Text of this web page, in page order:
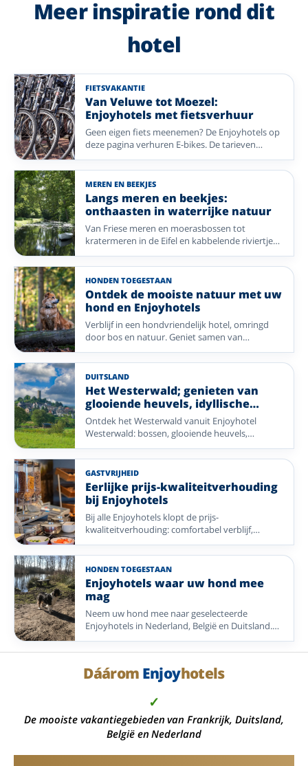
Meer inspiratie rond dit
hotel
FIETSVAKANTIE
Van Veluwe tot Moezel:
Enjoyhotels met fietsverhuur
Geen eigen fiets meenemen? De Enjoyhotels op
deze pagina verhuren E-bikes. De tarieven
verschillen per hotel. Kies een fietsregio in
Nederland of Duitsland, van kust en rivierdal tot
bos en heide.
MEREN EN BEEKJES
Langs meren en beekjes:
onthaasten in waterrijke natuur
Van Friese meren en moerasbossen tot
kratermeren in de Eifel en kabbelende riviertjes
in de Ardennen: vergelijk Enjoyhotels in
waterrijke natuur.
HONDEN TOEGESTAAN
Ontdek de mooiste natuur met uw
hond en Enjoyhotels
Verblijf in een hondvriendelijk hotel, omringd
door bos en natuur. Geniet samen van
eindeloze wandelingen en een zorgeloze
vakantie met Enjoyhotels in Nederland,
Duitsland en Frankrijk.
DUITSLAND
Het Westerwald; genieten van
glooiende heuvels, idyllische
valleien en romantische stadjes.
Ontdek het Westerwald vanuit Enjoyhotel
Westerwald: bossen, glooiende heuvels,
Montabaur op 6 kilometer en volop routes voor
wandelen en fietsen.
GASTVRIJHEID
Eerlijke prijs-kwaliteitverhouding
bij Enjoyhotels
Bij alle Enjoyhotels klopt de prijs-
kwaliteitverhouding: comfortabel verblijf,
maaltijden, drankjes, entertainment en een
aantrekkelijke bestemming in één duidelijk
pakket.
HONDEN TOEGESTAAN
Enjoyhotels waar uw hond mee
mag
Neem uw hond mee naar geselecteerde
Enjoyhotels in Nederland, België en Duitsland.
Vergelijk bestemmingen aan zee, in de natuur en
bij historische steden met het 5-daags alles-
Dáárom Enjoyhotels
✓
De mooiste vakantiegebieden van Frankrijk, Duitsland,
België en Nederland